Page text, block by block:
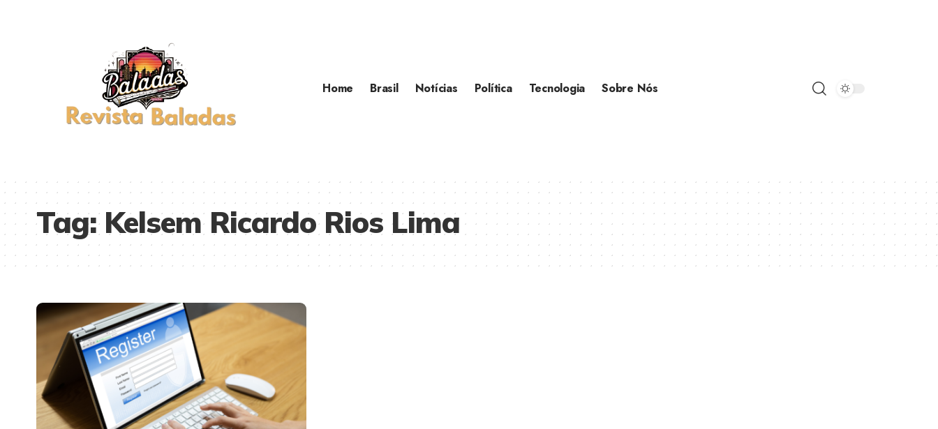
Home Brasil Notícias Política Tecnologia Sobre Nós
Tag:Kelsem Ricardo Rios Lima